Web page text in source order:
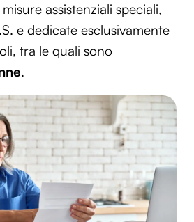
misure assistenziali speciali,
e dedicate esclusivamente
tra le quali sono
.